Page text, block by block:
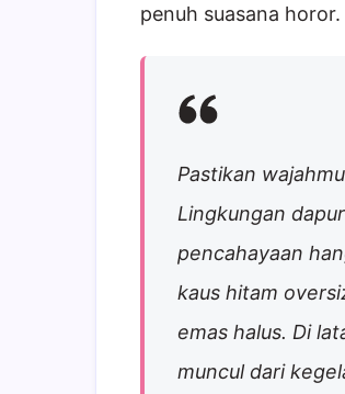
penuh suasana horor.
Pastikan
Lingkungan
pencahayaan
kaus hitam
emas halus. Di
muncul dari